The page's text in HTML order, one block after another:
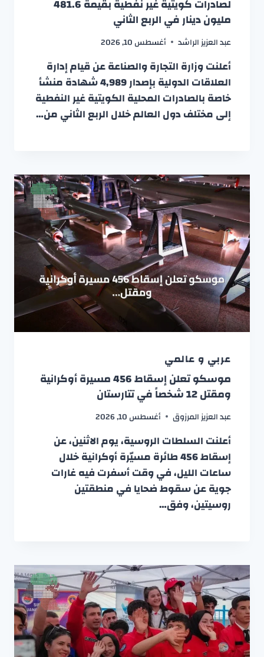
لصادرات كويتية غير نفطية بقيمة 481.6
مليون دينار في الربع الثاني
عبد العزيز الراشد أغسطس 10, 2026
أعلنت وزارة التجارة والصناعة عن قيام إدارة
العلاقات الدولية بإصدار 4,989 شهادة منشأ
خاصة بالصادرات المحلية الكويتية غير النفطية
إلى مختلف دول العالم خلال الربع الثاني من…
عربي و عالمي
موسكو تعلن إسقاط 456 مسيرة أوكرانية
ومقتل 12 شخصاً في تتارستان
عبد العزيز المرزوق أغسطس 10, 2026
أعلنت السلطات الروسية، يوم الاثنين، عن
إسقاط 456 طائرة مسيّرة أوكرانية خلال
ساعات الليل، في وقت أسفرت فيه غارات
جوية عن سقوط ضحايا في منطقتين
روسيتين، وفق…